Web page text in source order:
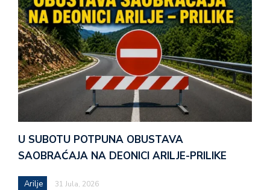
U SUBOTU POTPUNA OBUSTAVA
SAOBRAĆAJA NA DEONICI ARILJE-PRILIKE
Arilje 31 Jula, 2026